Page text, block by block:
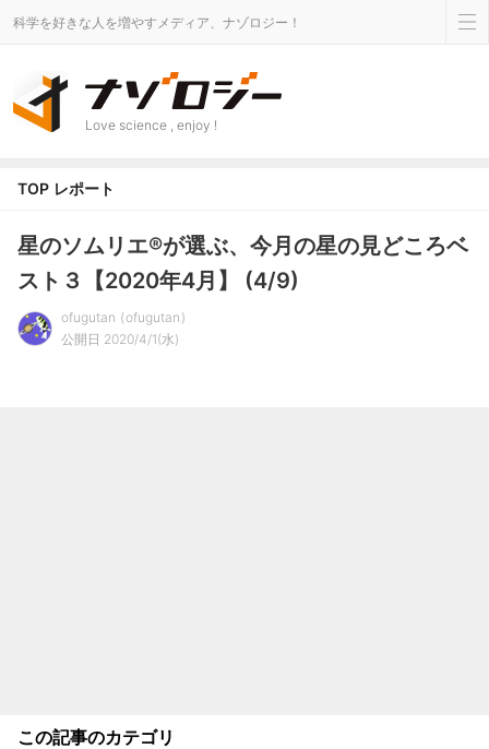
科学を好きな人を増やすメディア、ナゾロジー！
Love science , enjoy !
TOP レポート
星のソムリエ®が選ぶ、今月の星の見どころベ
スト３【2020年4月】 (4/9)
ofugutan
ofugutan
公開日 2020/4/1(水)
この記事のカテゴリ